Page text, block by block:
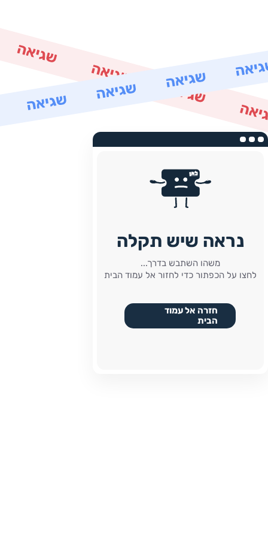
נראה שיש תקלה
משהו השתבש בדרך...
לחצו על הכפתור כדי לחזור אל עמוד הבית
חזרה אל עמוד
הבית